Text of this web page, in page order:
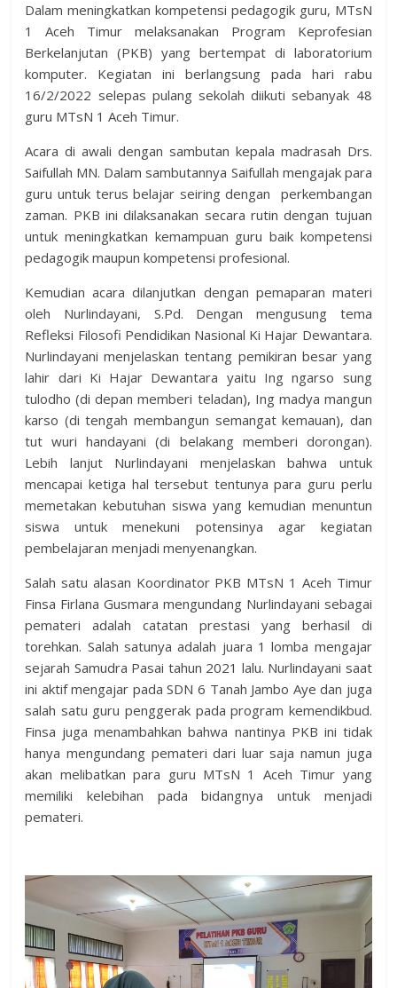
Dalam meningkatkan kompetensi pedagogik guru, MTsN
1 Aceh Timur melaksanakan Program Keprofesian
Berkelanjutan (PKB) yang bertempat di laboratorium
komputer. Kegiatan ini berlangsung pada hari rabu
16/2/2022 selepas pulang sekolah diikuti sebanyak 48
guru MTsN 1 Aceh Timur.
Acara di awali dengan sambutan kepala madrasah Drs.
Saifullah MN. Dalam sambutannya Saifullah mengajak para
guru untuk terus belajar seiring dengan perkembangan
zaman. PKB ini dilaksanakan secara rutin dengan tujuan
untuk meningkatkan kemampuan guru baik kompetensi
pedagogik maupun kompetensi profesional.
Kemudian acara dilanjutkan dengan pemaparan materi
oleh Nurlindayani, S.Pd. Dengan mengusung tema
Refleksi Filosofi Pendidikan Nasional Ki Hajar Dewantara.
Nurlindayani menjelaskan tentang pemikiran besar yang
lahir dari Ki Hajar Dewantara yaitu Ing ngarso sung
tulodho (di depan memberi teladan), Ing madya mangun
karso (di tengah membangun semangat kemauan), dan
tut wuri handayani (di belakang memberi dorongan).
Lebih lanjut Nurlindayani menjelaskan bahwa untuk
mencapai ketiga hal tersebut tentunya para guru perlu
memetakan kebutuhan siswa yang kemudian menuntun
siswa untuk menekuni potensinya agar kegiatan
pembelajaran menjadi menyenangkan.
Salah satu alasan Koordinator PKB MTsN 1 Aceh Timur
Finsa Firlana Gusmara mengundang Nurlindayani sebagai
pemateri adalah catatan prestasi yang berhasil di
torehkan. Salah satunya adalah juara 1 lomba mengajar
sejarah Samudra Pasai tahun 2021 lalu. Nurlindayani saat
ini aktif mengajar pada SDN 6 Tanah Jambo Aye dan juga
salah satu guru penggerak pada program kemendikbud.
Finsa juga menambahkan bahwa nantinya PKB ini tidak
hanya mengundang pemateri dari luar saja namun juga
akan melibatkan para guru MTsN 1 Aceh Timur yang
memiliki kelebihan pada bidangnya untuk menjadi
pemateri.